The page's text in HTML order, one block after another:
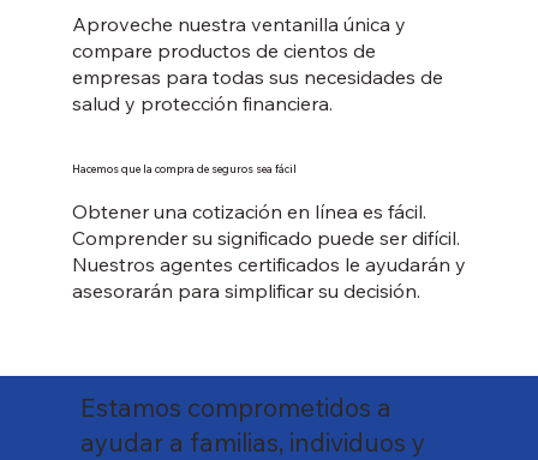
Aproveche nuestra ventanilla única y
compare productos de cientos de
empresas para todas sus necesidades de
salud y protección financiera.
Hacemos que la compra de seguros sea fácil
Obtener una cotización en línea es fácil.
Comprender su significado puede ser difícil.
Nuestros agentes certificados le ayudarán y
asesorarán para simplificar su decisión.
Estamos comprometidos a
ayudar a familias, individuos y